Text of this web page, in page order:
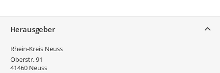
Herausgeber
Rhein-Kreis Neuss
Oberstr. 91
41460 Neuss